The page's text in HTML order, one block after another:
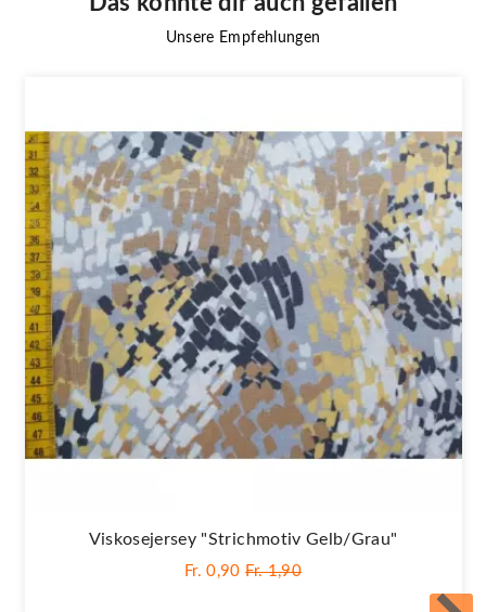
Unsere Empfehlungen
Viskosejersey "Strichmotiv Gelb/grau"
Fr. 0,90 Fr. 1,90